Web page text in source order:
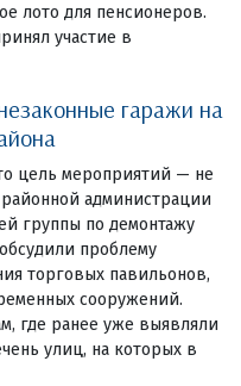
лото для пенсионеров.
участие в
гаражи на
цель мероприятий — не
администрации
группы по демонтажу
проблему
торговых павильонов,
сооружений.
где ранее уже выявляли
улиц, на которых в